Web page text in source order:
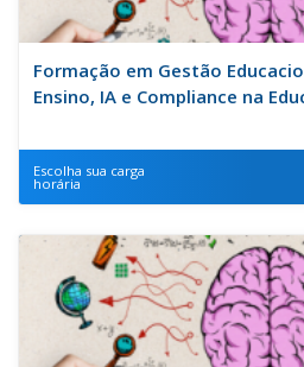
Formação em Gestão
Ensino, IA e Compliance na
Escolha sua carga
horária